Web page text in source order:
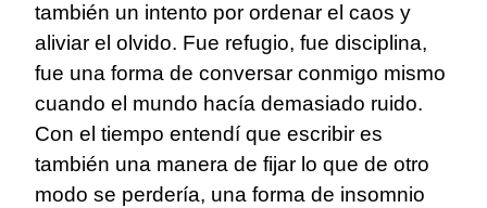
también un intento por ordenar el caos y
aliviar el olvido. Fue refugio, fue disciplina,
fue una forma de conversar conmigo mismo
cuando el mundo hacía demasiado ruido.
Con el tiempo entendí que escribir es
también una manera de fijar lo que de otro
modo se perdería, una forma de insomnio